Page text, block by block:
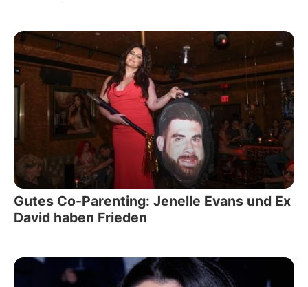
Gutes Co-Parenting: Jenelle Evans und Ex
David haben Frieden